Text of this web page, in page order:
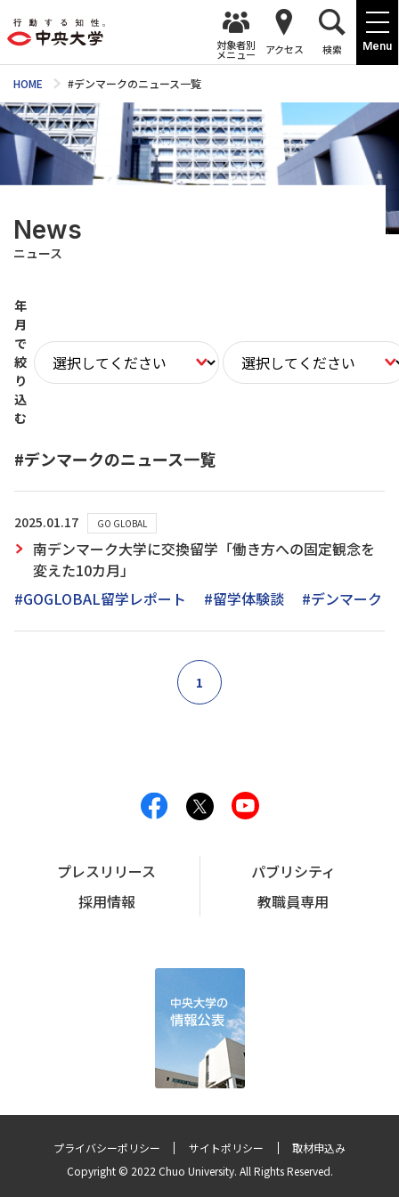
Menu
対象者別
メニュー アクセス 検索
HOME #デンマークのニュース一覧
News
ニュース
年
月
で
絞
り
込
む
#デンマークのニュース一覧
2025.01.17 GO GLOBAL
南デンマーク大学に交換留学「働き方への固定観念を
変えた10カ月」
#GOGLOBAL留学レポート
#留学体験談 #デンマーク
1
プレスリリース
パブリシティ
採用情報
教職員専用
プライバシーポリシー サイトポリシー
取材申込み
Copyright © 2022 Chuo University. All Rights Reserved.